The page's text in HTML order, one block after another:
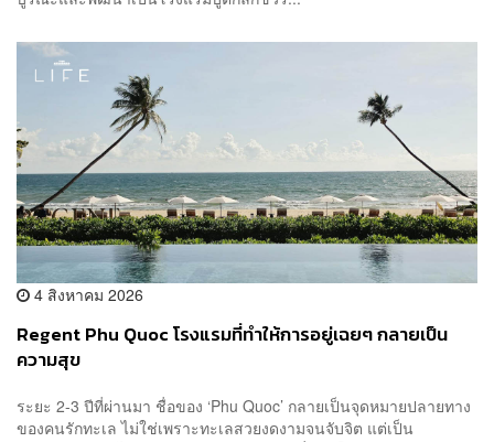
4 สิงหาคม 2026
Regent Phu Quoc โรงแรมที่ทำให้การอยู่เฉยๆ กลายเป็น
ความสุข
ระยะ 2-3 ปีที่ผ่านมา ชื่อของ ‘Phu Quoc’ กลายเป็นจุดหมายปลายทาง
ของคนรักทะเล ไม่ใช่เพราะทะเลสวยงดงามจนจับจิต แต่เป็น